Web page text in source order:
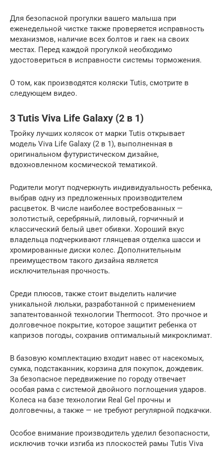
Для безопасной прогулки вашего малыша при
еженедельной чистке также проверяется исправность
механизмов, наличие всех болтов и гаек на своих
местах. Перед каждой прогулкой необходимо
удостовериться в исправности системы торможения.
О том, как производятся коляски Tutis, смотрите в
следующем видео.
3 Tutis Viva Life Galaxy (2 в 1)
Тройку лучших колясок от марки Tutis открывает
модель Viva Life Galaxy (2 в 1), выполненная в
оригинальном футуристическом дизайне,
вдохновленном космической тематикой.
Родители могут подчеркнуть индивидуальность ребенка,
выбрав одну из предложенных производителем
расцветок. В числе наиболее востребованных —
золотистый, серебряный, лиловый, горчичный и
классический белый цвет обивки. Хороший вкус
владельца подчеркивают глянцевая отделка шасси и
хромированные диски колес. Дополнительным
преимуществом такого дизайна является
исключительная прочность.
Среди плюсов, также стоит выделить наличие
уникальной люльки, разработанной с применением
запатентованной технологии Thermocot. Это прочное и
долговечное покрытие, которое защитит ребенка от
капризов погоды, сохранив оптимальный микроклимат.
В базовую комплектацию входит навес от насекомых,
сумка, подстаканник, корзина для покупок, дождевик.
За безопасное передвижение по городу отвечает
особая рама с системой двойного поглощения ударов.
Колеса на базе технологии Real Gel прочны и
долговечны, а также — не требуют регулярной подкачки.
Особое внимание производитель уделил безопасности,
исключив точки изгиба из плоскостей рамы Tutis Viva